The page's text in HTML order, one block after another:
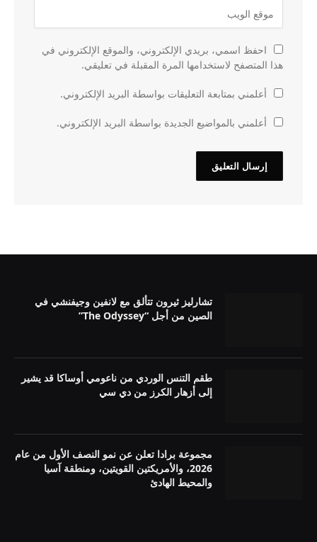
احفظ اسمي، بريدي الإلكتروني، والموقع الإلكتروني في
هذا المتصفح لاستخدامها المرة المقبلة في تعليقي.
أعلمني بمتابعة التعليقات بواسطة البريد الإلكتروني.
أعلمني بالمواضيع الجديدة بواسطة البريد الإلكتروني.
تشارليز ثيرون تتألق مع لانفين وجيفنشي في
الصين من أجل “The Odyssey”
طقم التنس الوردي من ناعومي أوساكا قد يشير
إلى أزهار الكرز من دي سي
مجموعة برادا تعلن عن نمو النصف الأول من عام
2026، والأمريكتين القويتين، ومنطقة آسيا
والمحيط الهادئ